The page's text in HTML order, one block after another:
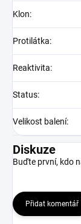
Klon:
Protilátka:
Reaktivita:
Status:
Velikost balení:
Diskuze
Buďte první, kdo
Přidat komentář